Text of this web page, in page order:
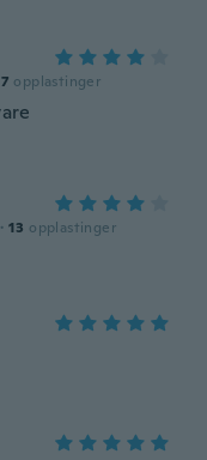
7 opplastinger
· 13 opplastinger